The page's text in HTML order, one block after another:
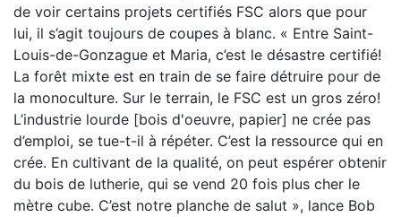
de voir certains projets certifiés FSC alors que pour
lui, il s’agit toujours de coupes à blanc. « Entre Saint-
Louis-de-Gonzague et Maria, c’est le désastre certifié!
La forêt mixte est en train de se faire détruire pour de
la monoculture. Sur le terrain, le FSC est un gros zéro!
L’industrie lourde [bois d'oeuvre, papier] ne crée pas
d’emploi, se tue-t-il à répéter. C’est la ressource qui en
crée. En cultivant de la qualité, on peut espérer obtenir
du bois de lutherie, qui se vend 20 fois plus cher le
mètre cube. C’est notre planche de salut », lance Bob